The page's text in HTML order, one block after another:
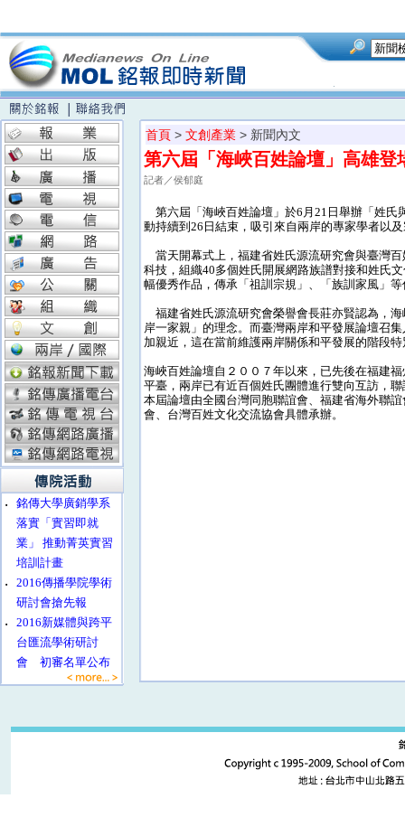
‧
銘傳大學廣銷學系
落實「實習即就
業」 推動菁英實習
培訓計畫
‧
2016傳播學院學術
研討會搶先報
‧
2016新媒體與跨平
台匯流學術研討
會 初審名單公布
首頁 > 文創產業 > 新聞內文
第六屆「海峽百姓論壇」高雄登
記者／侯郁庭
第六屆「海峽百姓論壇」於6月21日舉辦「姓氏
動持續到26日結束，吸引來自兩岸的專家學者以
當天開幕式上，福建省姓氏源流研究會與臺灣
科技，組織40多個姓氏開展網路族譜對接和姓氏
幅優秀作品，傳承「祖訓宗規」、「族訓家風」
福建省姓氏源流研究會榮譽會長莊亦賢認為，
岸一家親」的理念。而臺灣兩岸和平發展論壇召
加親近，這在當前維護兩岸關係和平發展的階段
海峽百姓論壇自２００７年以來，已先後在福建
平臺，兩岸已有近百個姓氏團體進行雙向互訪，
本屆論壇由全國台灣同胞聯誼會、福建省海外聯
會、台灣百姓文化交流協會具體承辦。